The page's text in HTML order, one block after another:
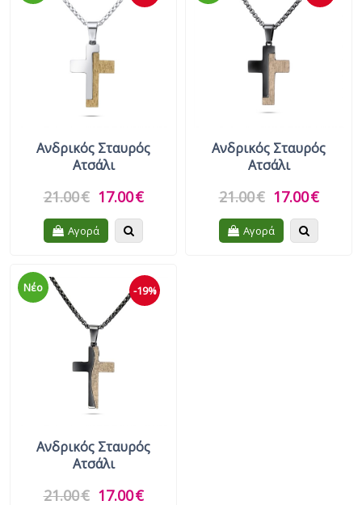
Ανδρικός Σταυρός
Ατσάλι
21.00€ 17.00€
Αγορά
Ανδρικός Σταυρός
Ατσάλι
21.00€ 17.00€
Αγορά
Νέο
Ανδρικός Σταυρός
Ατσάλι
-19%
21.00€ 17.00€